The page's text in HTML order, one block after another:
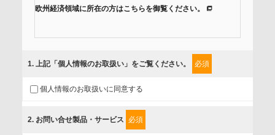
欧州経済領域に所在の方はこちらを御覧ください。
組みを行っています。
に取扱い、これらで定める範囲内で、サービスの提供やご案
内等のために利用させていただいております。
情報を提供されるお客様（本人）に対して、情報の収集目
1. 上記「個人情報のお取扱い」をご覧ください。 必須
個人情報のお取扱いに同意する
2. お問い合せ製品・サービス 必須